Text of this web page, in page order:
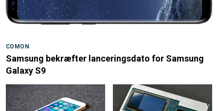
COMON
Samsung bekræfter lanceringsdato for Samsung
Galaxy S9